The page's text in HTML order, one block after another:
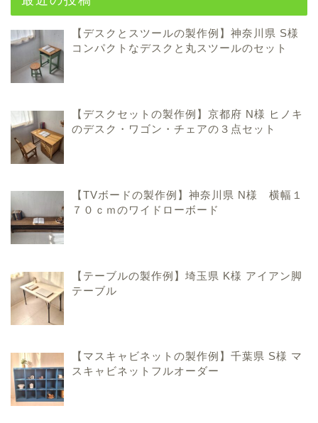
【デスクとスツールの製作例】神奈川県 S様
コンパクトなデスクと丸スツールのセット
【デスクセットの製作例】京都府 N様 ヒノキ
のデスク・ワゴン・チェアの３点セット
【TVボードの製作例】神奈川県 N様 横幅１
７０ｃｍのワイドローボード
【テーブルの製作例】埼玉県 K様 アイアン脚
テーブル
【マスキャビネットの製作例】千葉県 S様 マ
スキャビネットフルオーダー
香川県での暮らしのこと